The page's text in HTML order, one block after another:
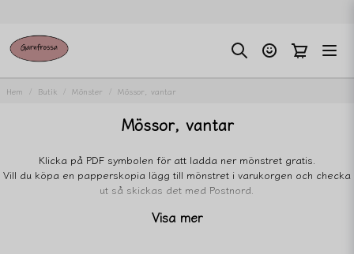
Hem Butik Mönster Mössor, vantar
Mössor, vantar
Klicka på PDF symbolen för att ladda ner mönstret gratis.
Vill du köpa en papperskopia lägg till mönstret i varukorgen och checka
ut så skickas det med Postnord.
Visa mer